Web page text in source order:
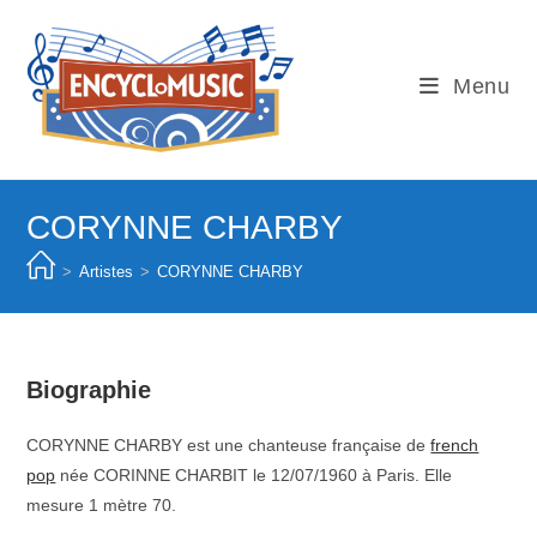
content
Menu
CORYNNE CHARBY
> Artistes > CORYNNE CHARBY
Biographie
CORYNNE CHARBY est une chanteuse française defrench
pop née CORINNE CHARBIT le 12/07/1960 à Paris. Elle
mesure 1 mètre 70.